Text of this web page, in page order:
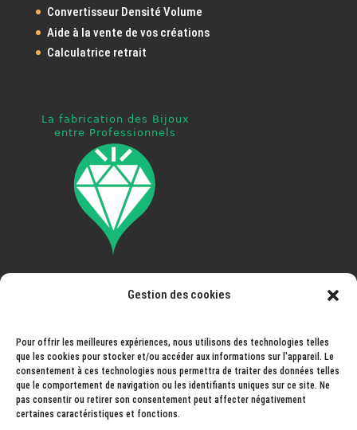
Gestion des cookies
Pour offrir les meilleures expériences, nous utilisons des technologies telles
que les cookies pour stocker et/ou accéder aux informations sur l'appareil. Le
consentement à ces technologies nous permettra de traiter des données telles
que le comportement de navigation ou les identifiants uniques sur ce site. Ne
pas consentir ou retirer son consentement peut affecter négativement
certaines caractéristiques et fonctions.
Convertisseur Densité Volume
Aide à la vente de vos créations
Calculatrice retrait
Pays ouvert à la livraison: France, Espagne, Portugal,
Pays-Bas, Andorre, Norvège, Suisse, Monaco,
Liechtenstein, Hongrie, Slovaquie...
Pays prochainement ouvert à la livraison